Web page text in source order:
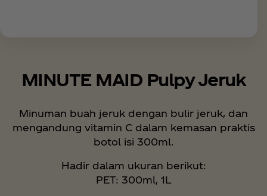
MINUTE MAID Pulpy Jeruk
Minuman buah jeruk dengan bulir jeruk, dan
mengandung vitamin C dalam kemasan praktis
botol isi 300ml.
Hadir dalam ukuran berikut:
PET: 300ml, 1L